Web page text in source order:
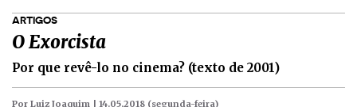
ARTIGOS
O Exorcista
Por que revê-lo no cinema? (texto de 2001)
Por Luiz Joaquim | 14.05.2018 (segunda-feira)